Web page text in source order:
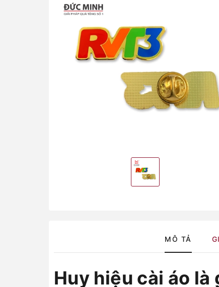
MÔ TẢ
Huy hiệu cài áo là